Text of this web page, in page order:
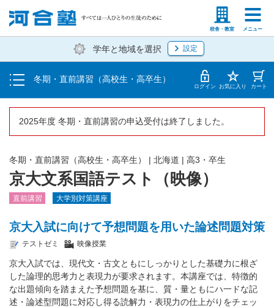
校舎・教室 メニュー
塾生の方 高等学校の先生
学年と地域を選択 設定
冬期・直前講習（高校生・高卒生）
受講料・お申し込み方法
受講開始までの流れ
校舎一覧 ログイン お気に入り カート
2025年度 冬期・直前講習の申込受付は終了しました。
京大文系国語テスト（映像）
冬期・直前講習（高校生・高卒生） | 北海道 | 高3・卒生
直前講習 大学別対策講座
京大入試に向けて予想問題を用いた論述問題対策
テストゼミ 映像授業
京大入試では、現代文・古文ともにしっかりとした基礎力に根ざ
した論理的思考力と表現力が要求されます。本講座では、特徴的
な出題傾向を踏まえた予想問題を基に、質・量ともにハ一ドな記
述・論述型問題に対応し得る読解力・表現力の仕上がりをチェッ